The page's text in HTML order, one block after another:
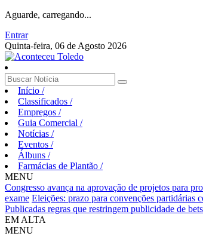
Aguarde, carregando...
Entrar
Quinta-feira, 06 de Agosto 2026
Início /
Classificados /
Empregos /
Guia Comercial /
Notícias /
Eventos /
Álbuns /
Farmácias de Plantão /
MENU
Congresso avança na aprovação de projetos para
exame Eleições: prazo para convenções partidárias
Publicadas regras que restringem publicidade de
EM ALTA
MENU